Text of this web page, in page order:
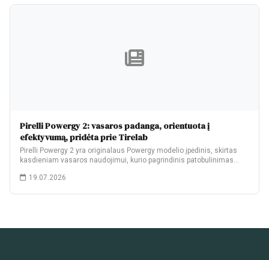
Pirelli Powergy 2: vasaros padanga, orientuota į
efektyvumą, pridėta prie Tirelab
Pirelli Powergy 2 yra originalaus Powergy modelio įpėdinis, skirtas
kasdieniam vasaros naudojimui, kurio pagrindinis patobulinimas…
19.07.2026